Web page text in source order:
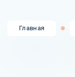
Главная